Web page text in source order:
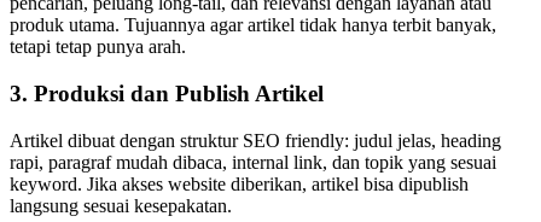
produk utama. Tujuannya agar artikel tidak hanya terbit banyak,
tetapi tetap punya arah.
3. Produksi dan Publish Artikel
Artikel dibuat dengan struktur SEO friendly: judul jelas, heading
rapi, paragraf mudah dibaca, internal link, dan topik yang sesuai
keyword. Jika akses website diberikan, artikel bisa dipublish
langsung sesuai kesepakatan.